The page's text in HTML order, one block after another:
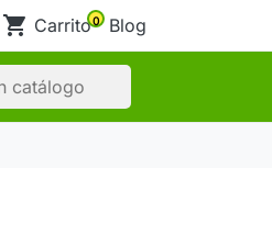
shopping_cart Carrito0 Blog